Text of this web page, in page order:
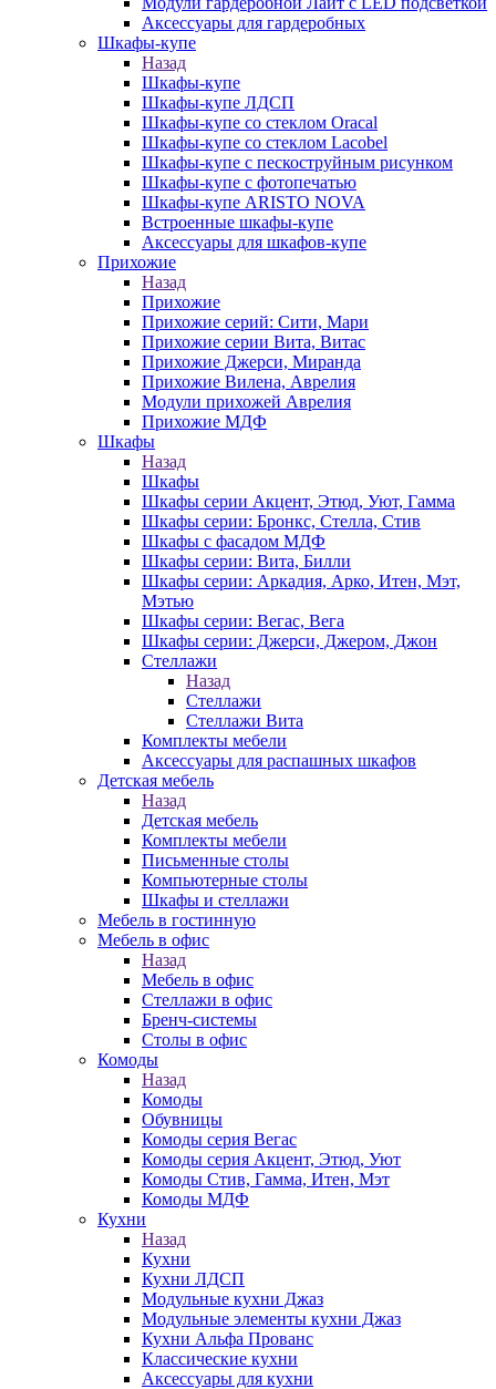
Аксессуары для гардеробных
Шкафы-купе
Назад
Шкафы-купе
Шкафы-купе ЛДСП
Шкафы-купе со стеклом Oracal
Шкафы-купе со стеклом Lacobel
Шкафы-купе с пескоструйным рисунком
Шкафы-купе с фотопечатью
Шкафы-купе ARISTO NOVA
Встроенные шкафы-купе
Аксессуары для шкафов-купе
Прихожие
Назад
Прихожие
Прихожие серий: Сити, Мари
Прихожие серии Вита, Витас
Прихожие Джерси, Миранда
Прихожие Вилена, Аврелия
Модули прихожей Аврелия
Прихожие МДФ
Шкафы
Назад
Шкафы
Шкафы серии Акцент, Этюд, Уют, Гамма
Шкафы серии: Бронкс, Стелла, Стив
Шкафы с фасадом МДФ
Шкафы серии: Вита, Билли
Шкафы серии: Аркадия, Арко, Итен, Мэт,
Мэтью
Шкафы серии: Вегас, Вега
Шкафы серии: Джерси, Джером, Джон
Стеллажи
Назад
Стеллажи
Стеллажи Вита
Комплекты мебели
Аксессуары для распашных шкафов
Детская мебель
Назад
Детская мебель
Комплекты мебели
Письменные столы
Компьютерные столы
Шкафы и стеллажи
Мебель в гостинную
Мебель в офис
Назад
Мебель в офис
Стеллажи в офис
Бренч-системы
Столы в офис
Комоды
Назад
Комоды
Обувницы
Комоды серия Вегас
Комоды серия Акцент, Этюд, Уют
Комоды Стив, Гамма, Итен, Мэт
Комоды МДФ
Кухни
Назад
Кухни
Кухни ЛДСП
Модульные кухни Джаз
Модульные элементы кухни Джаз
Кухни Альфа Прованс
Классические кухни
Аксессуары для кухни